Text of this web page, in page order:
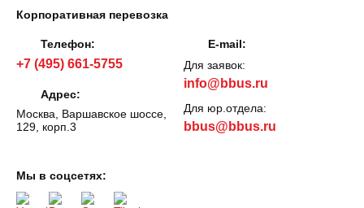
Корпоративная перевозка
Телефон:
+7 (495) 661-5755
Адрес:
Москва, Варшавское шоссе,
129, корп.3
E-mail:
Для заявок:
info@bbus.ru
Для юр.отдела:
bbus@bbus.ru
Мы в соцсетях: